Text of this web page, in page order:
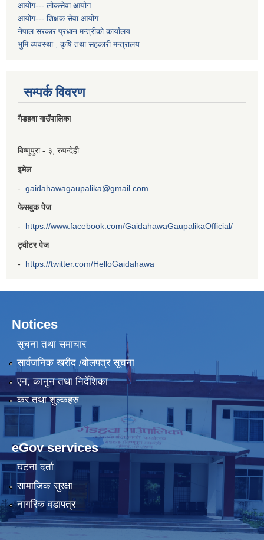
आयोग--- लोकसेवा आयोग
आयोग--- शिक्षक सेवा आयोग
नेपाल सरकार प्रधान मन्त्रीको कार्यालय
भुमि व्यवस्था , कृषि तथा सहकारी मन्त्रालय
सम्पर्क विवरण
गैडहवा गाउँपालिका
बिष्णुपुरा - ३, रुपन्देही
इमेल
- gaidahawagaupalika@gmail.com
फेसबुक पेज
- https://www.facebook.com/GaidahawaGaupalikaOfficial/
ट्वीटर पेज
- https://twitter.com/HelloGaidahawa
Notices
सूचना तथा समाचार
सार्वजनिक खरीद /बोलपत्र सूचना
एन, कानुन तथा निर्देशिका
कर तथा शुल्कहरु
eGov services
घटना दर्ता
सामाजिक सुरक्षा
नागरिक वडापत्र